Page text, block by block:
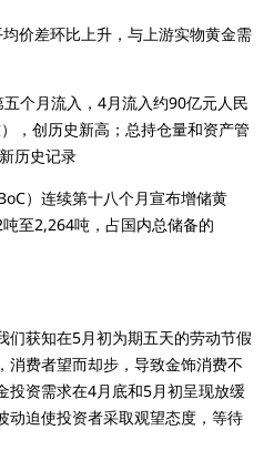
价差环比上升，与上游实物黄金需
个月流入，4月流入约90亿元人民
，创历史新高；总持仓量和资产管
历史记录
）连续第十八个月宣布增储黄
至2,264吨，占国内总储备的
们获知在5月初为期五天的劳动节假
消费者望而却步，导致金饰消费不
投资需求在4月底和5月初呈现放缓
动迫使投资者采取观望态度，等待